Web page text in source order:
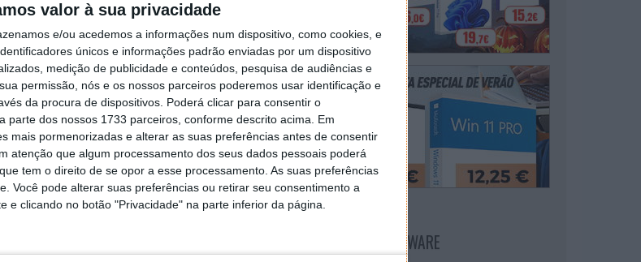
valor à sua privacidade
e/ou acedemos a informações num dispositivo, como cookies, e
únicos e informações padrão enviadas por um dispositivo
medição de publicidade e conteúdos, pesquisa de audiências e
permissão, nós e os nossos parceiros poderemos usar identificação e
da procura de dispositivos. Poderá clicar para consentir o
parte dos nossos 1733 parceiros, conforme descrito acima. Em
mais pormenorizadas e alterar as suas preferências antes de consentir
atenção que algum processamento dos seus dados pessoais poderá
tem o direito de se opor a esse processamento. As suas preferências
Você pode alterar suas preferências ou retirar seu consentimento a
e clicando no botão "Privacidade" na parte inferior da página.
Notícias
Autor:Marisa Pinto
PRÓXIMO ARTIGO
de vapor de água na atmosfera de
Ganimedes (lua de Júpiter)
NEWSLETTER PPLWARE